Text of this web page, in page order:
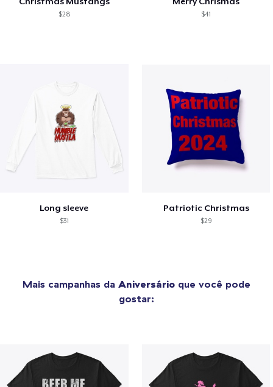
$28 $41
Long sleeve
$31
Patriotic Christmas
$29
Mais campanhas da Aniversário que você pode
gostar: